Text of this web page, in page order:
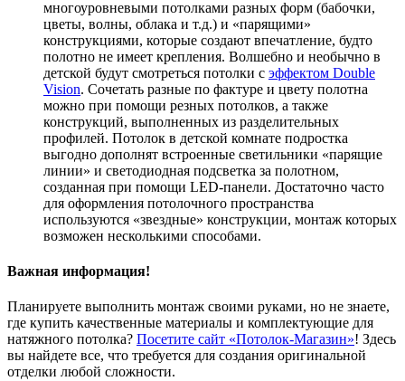
многоуровневыми потолками разных форм (бабочки,
цветы, волны, облака и т.д.) и «парящими»
конструкциями, которые создают впечатление, будто
полотно не имеет крепления. Волшебно и необычно в
детской будут смотреться потолки с эффектом Double
Vision. Сочетать разные по фактуре и цвету полотна
можно при помощи резных потолков, а также
конструкций, выполненных из разделительных
профилей. Потолок в детской комнате подростка
выгодно дополнят встроенные светильники «парящие
линии» и светодиодная подсветка за полотном,
созданная при помощи LED-панели. Достаточно часто
для оформления потолочного пространства
используются «звездные» конструкции, монтаж которых
возможен несколькими способами.
Важная информация!
Планируете выполнить монтаж своими руками, но не знаете,
где купить качественные материалы и комплектующие для
натяжного потолка? Посетите сайт «Потолок-Магазин»! Здесь
вы найдете все, что требуется для создания оригинальной
отделки любой сложности.